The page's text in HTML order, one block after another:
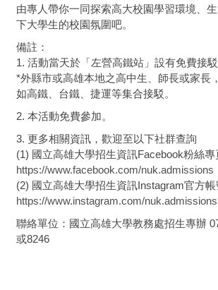
由專人帶你一同探索高大校園學習環境、
下大學生的校園氛圍吧。
備註：
1. 活動當天於「左營高鐵站」設有免費接駁
*外縣市或高雄本地之高中生、師長或家長
如高鐵、台鐵、捷運等集合接駁。
2. 本活動免費參加。
3. 更多相關資訊，歡迎至以下社群查詢
(1) 國立高雄大學招生資訊Facebook粉絲專
https://www.facebook.com/nuk.admissions
(2) 國立高雄大學招生資訊Instagram官方帳
https://www.instagram.com/nuk.admissions
聯絡單位：國立高雄大學教務處招生專辦
或8246